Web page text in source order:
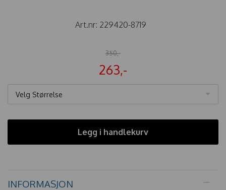
Art.nr: 229420-8719
350,-
263,-
Velg Størrelse
Legg i handlekurv
INFORMASJON